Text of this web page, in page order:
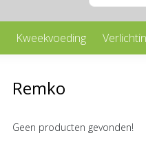
Kweekvoeding
Remko
Geen producten gevonden!